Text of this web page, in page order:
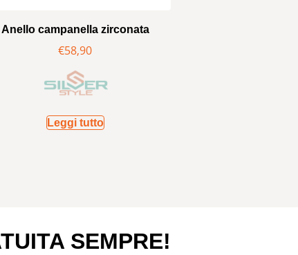
Anello campanella zirconata
€58,90
Leggi tutto
SEMPRE!